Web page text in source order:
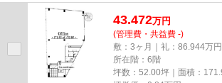
尚、弊社ではおとり広告は一切...
43.472万円
(管理費・共益費 -)
敷：3ヶ月｜礼：86.944万円
所在階：6階
坪数：52.00坪｜面積：